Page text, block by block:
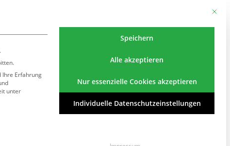
Speiseplan
Mit
Ihre Erfahrung
unter
essenziell und kann nicht abgewählt werden.
Speichern
Alle akzeptieren
Nur essenzielle Cookies akzeptieren
Individuelle Datenschutzeinstellungen